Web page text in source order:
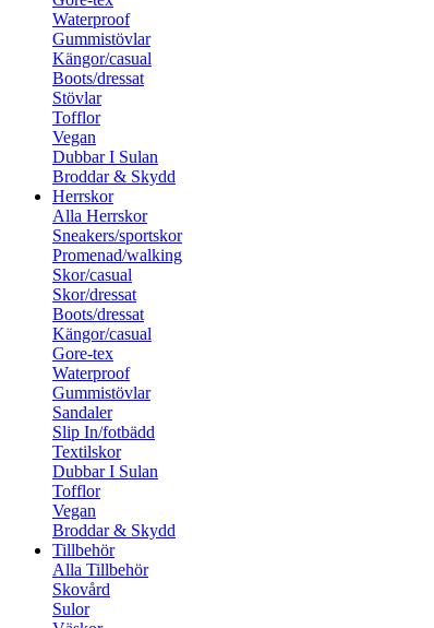
Waterproof
Gummistövlar
Kängor/casual
Boots/dressat
Stövlar
Tofflor
Vegan
Dubbar I Sulan
Broddar & Skydd
Herrskor
Alla Herrskor
Sneakers/sportskor
Promenad/walking
Skor/casual
Skor/dressat
Boots/dressat
Kängor/casual
Gore-tex
Waterproof
Gummistövlar
Sandaler
Slip In/fotbädd
Textilskor
Dubbar I Sulan
Tofflor
Vegan
Broddar & Skydd
Tillbehör
Alla Tillbehör
Skovård
Sulor